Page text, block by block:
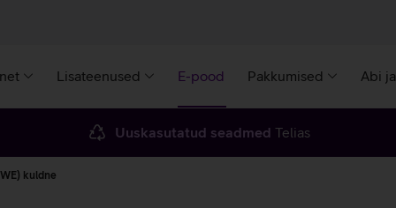
Lisateenused E-pood Pakkumised Abi
Uuskasutatud seadmed Telias
kuldne